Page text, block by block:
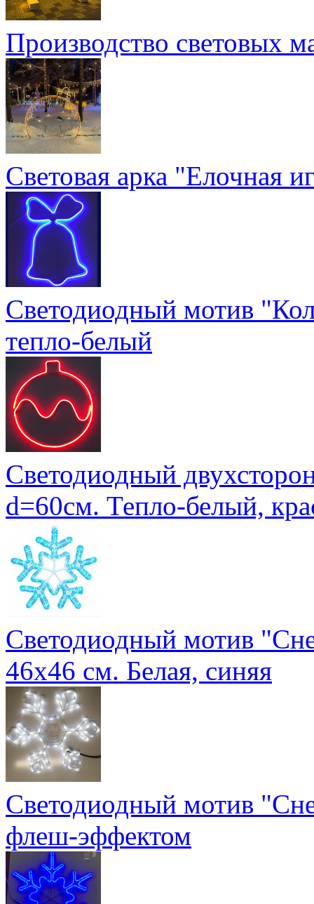
Производство световых
Световая арка "Елочная
Светодиодный мотив
тепло-белый
Светодиодный
d=60см. Тепло-белый,
Светодиодный мотив
46х46 см. Белая, синяя
Светодиодный мотив
флеш-эффектом